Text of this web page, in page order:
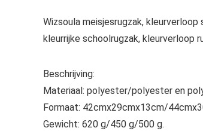
Wizsoula meisjesrugzak,
kleurrijke schoolrugzak, kleurverloop
Beschrijving:
Materiaal: polyester/polyester en
Formaat: 42cmx29cmx13cm/
Gewicht: 620 g/450 g/500 g.